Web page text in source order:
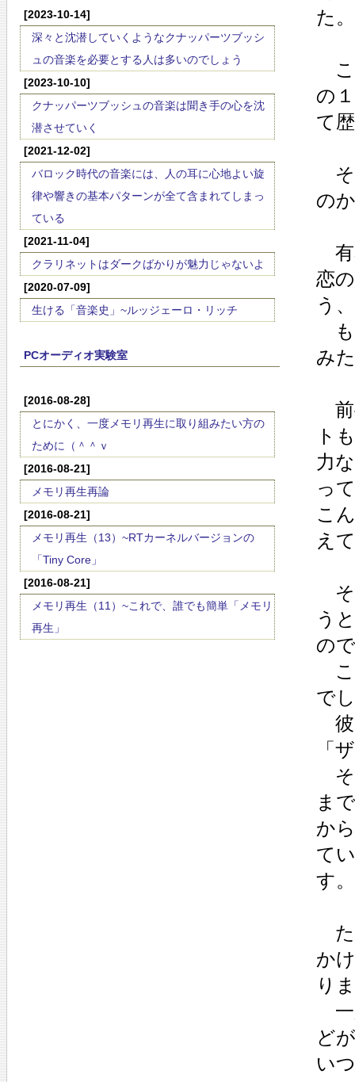
[2023-10-14]
深々と沈潜していくようなクナッパーツブッシ
ュの音楽を必要とする人は多いのでしょう
[2023-10-10]
クナッパーツブッシュの音楽は聞き手の心を沈
潜させていく
[2021-12-02]
バロック時代の音楽には、人の耳に心地よい旋
律や響きの基本パターンが全て含まれてしまっ
ている
[2021-11-04]
クラリネットはダークばかりが魅力じゃないよ
[2020-07-09]
生ける「音楽史」~ルッジェーロ・リッチ
PCオーディオ実験室
[2016-08-28]
とにかく、一度メモリ再生に取り組みたい方の
ために（＾＾ｖ
[2016-08-21]
メモリ再生再論
[2016-08-21]
メモリ再生（13）~RTカーネルバージョンの
「Tiny Core」
[2016-08-21]
メモリ再生（11）~これで、誰でも簡単「メモリ
再生」
た。
こ
の
て
そ
の
有
恋
う
も
み
前
ト
力
っ
こ
え
そ
う
の
こ
で
彼
「
そ
ま
か
て
す。
た
か
り
一
ど
い